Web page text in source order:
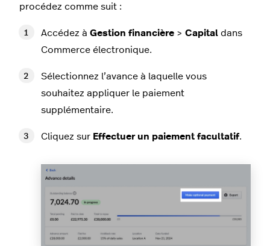
procédez comme suit :
Accédez à Gestion financière > Capital dans
Commerce électronique.
Sélectionnez l’avance à laquelle vous
souhaitez appliquer le paiement
supplémentaire.
Cliquez sur Effectuer un paiement facultatif.